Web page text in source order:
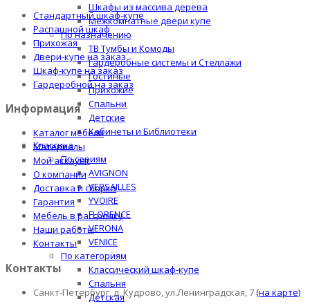
Шкафы из массива дерева
Межкомнатные двери купе
По назначению
ТВ Тумбы и Комоды
Гардеробные системы и Стеллажи
Гостиные
Прихожие
Спальни
Детские
Кабинеты и Библиотеки
Классика
По сериям
AVIGNON
VERSAILLES
YVOIRE
FLORENCE
VERONA
VENICE
По категориям
Классический шкаф-купе
Спальня
Детская
Стандартный шкаф-купе
Распашной шкаф
Прихожая
Двери-купе на заказ
Шкаф-купе на заказ
Гардеробной на заказ
Информация
Каталог мебели
Материалы
Мой аккаунт
О компании
Доставка и сборка
Гарантия
Мебель в рассрочку
Наши работы
Контакты
Контакты
Санкт-Петербург, д. Кудрово, ул.Ленинградская, 7(на карте)